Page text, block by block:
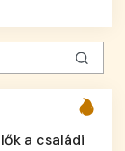
a családi